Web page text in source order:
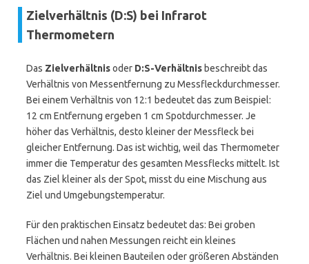
Zielverhältnis (D:S) bei Infrarot
Thermometern
Das Zielverhältnisoder D:S-Verhältnis beschreibt das
Verhältnis von Messentfernung zu Messfleckdurchmesser.
Bei einem Verhältnis von 12:1 bedeutet das zum Beispiel:
12 cm Entfernung ergeben 1 cm Spotdurchmesser. Je
höher das Verhältnis, desto kleiner der Messfleck bei
gleicher Entfernung. Das ist wichtig, weil das Thermometer
immer die Temperatur des gesamten Messflecks mittelt. Ist
das Ziel kleiner als der Spot, misst du eine Mischung aus
Ziel und Umgebungstemperatur.
Für den praktischen Einsatz bedeutet das: Bei groben
Flächen und nahen Messungen reicht ein kleines
Verhältnis. Bei kleinen Bauteilen oder größeren Abständen